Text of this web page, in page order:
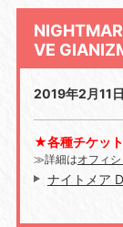
VE
2019年2月11
★各種チケット
≫詳細はオフィ
ナイトメア